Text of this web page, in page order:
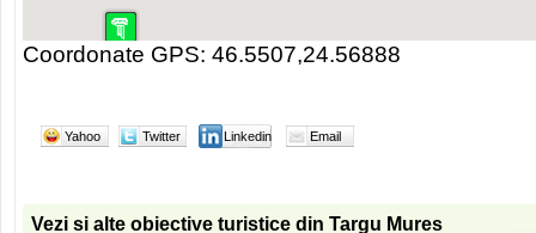
Coordonate GPS: 46.5507,24.56888
Yahoo Twitter Linkedin Email
Vezi si alte obiective turistice din Targu Mures